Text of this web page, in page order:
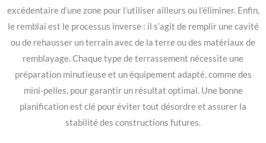
excédentaire d’une zone pour l’utiliser ailleurs ou l’éliminer. Enfin,
le remblai est le processus inverse : il s’agit de remplir une cavité
ou de rehausser un terrain avec de la terre ou des matériaux de
remblayage. Chaque type de terrassement nécessite une
préparation minutieuse et un équipement adapté, comme des
mini-pelles, pour garantir un résultat optimal. Une bonne
planification est clé pour éviter tout désordre et assurer la
stabilité des constructions futures.